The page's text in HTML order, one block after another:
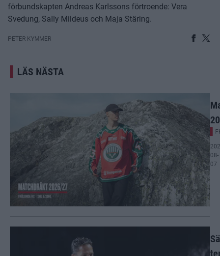
förbundskapten Andreas Karlssons förtroende: Vera
Svedung, Sally Mildeus och Maja Stäring.
PETER KYMMER
LÄS NÄSTA
08-
07